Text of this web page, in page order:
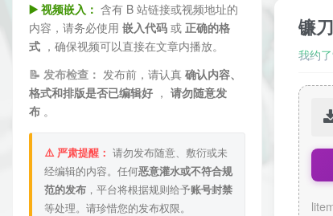
▶️ 视频嵌入： 含有 B 站链接或视频地址的
内容，请务必使用 嵌入代码 或 正确的格
式 ，确保视频可以直接在文章内播放。
📝 发布检查： 发布前，请认真 确认内容、
格式和排版是否已编辑好 ， 请勿随意发
布 。
⚠️ 严肃提醒： 请勿发布随意、敷衍或未
经编辑的内容。任何恶意灌水或不符合规
范的发布 ，平台将根据规则给予账号封禁
等处理。请珍惜您的发布权限。
镰
我约